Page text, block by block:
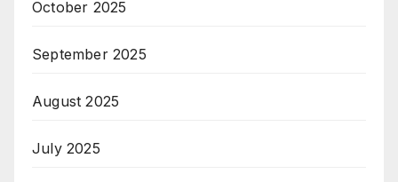
October 2025
September 2025
August 2025
July 2025